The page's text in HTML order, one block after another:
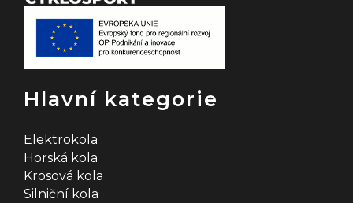
Hlavní kategorie
Elektrokola
Horská kola
Krosová kola
Silniční kola